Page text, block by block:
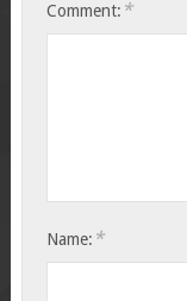
Comment: *
Name: *